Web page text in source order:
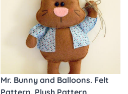
Mr. Bunny and Balloons. Felt
Pattern. Plush Pattern